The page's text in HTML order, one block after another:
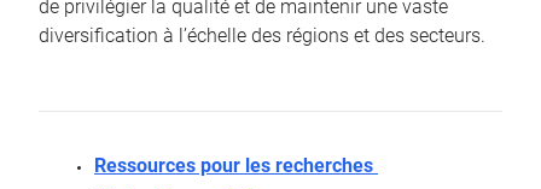
de privilégier la qualité et de maintenir une vaste
diversification à l’échelle des régions et des secteurs.
Ressources pour les recherches